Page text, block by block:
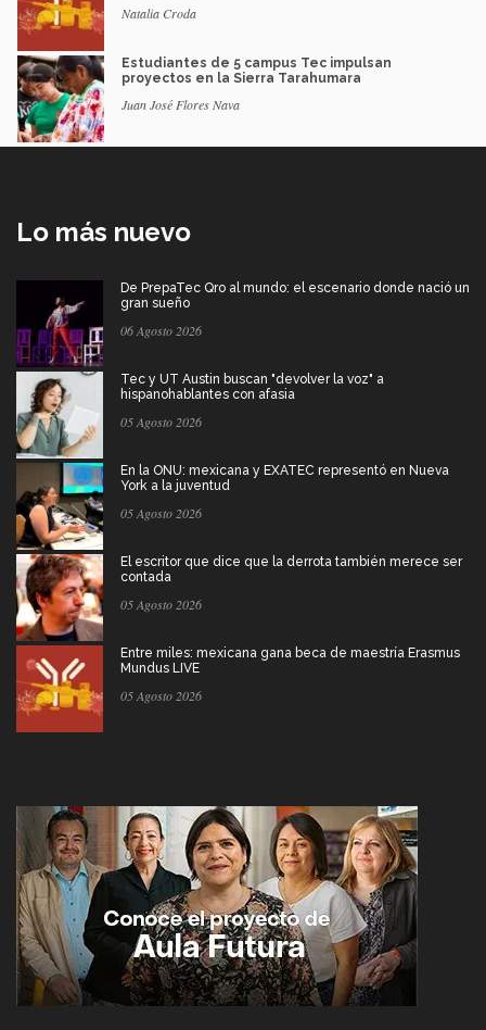
Natalia Croda
Estudiantes de 5 campus Tec impulsan
proyectos en la Sierra Tarahumara
Juan José Flores Nava
Lo más nuevo
De PrepaTec Qro al mundo: el escenario donde nació un
gran sueño
06 Agosto 2026
Tec y UT Austin buscan "devolver la voz" a
hispanohablantes con afasia
05 Agosto 2026
En la ONU: mexicana y EXATEC representó en Nueva
York a la juventud
05 Agosto 2026
El escritor que dice que la derrota también merece ser
contada
05 Agosto 2026
Entre miles: mexicana gana beca de maestría Erasmus
Mundus LIVE
05 Agosto 2026